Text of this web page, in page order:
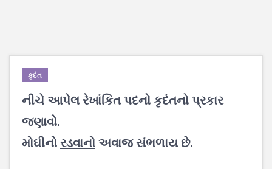
કૃદંત
નીચે આપેલ રેખાંકિત પદનો કૃદંતનો પ્રકાર
જણાવો.
મોઘીનોરડવાનોઅવાજ સંભળાય છે.